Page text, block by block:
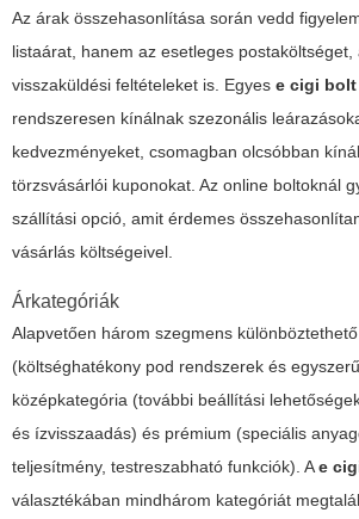
Az árak összehasonlítása során vedd
listaárat, hanem az esetleges
visszaküldési feltételeket is. Egyes e cigi bolt
rendszeresen kínálnak szezonális
kedvezményeket, csomagban olcsóbban
törzsvásárlói kuponokat. Az online boltoknál
szállítási opció, amit érdemes
vásárlás költségeivel.
Árkategóriák
Alapvetően három szegmens
(költséghatékony pod rendszerek és
középkategória (további beállítási
és ízvisszaadás) és prémium (speciális
teljesítmény, testreszabható funkciók). Ae
választékában mindhárom kategóriát